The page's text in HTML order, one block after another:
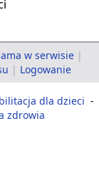
w serwisie |
| Logowanie
dla dzieci -
zdrowia